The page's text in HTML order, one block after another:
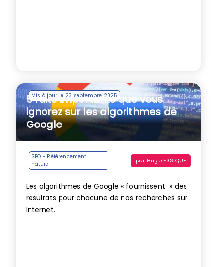
Mis à jour le 23 septembre 2025
5 faits importants que vous
ignorez sur les algorithmes de
Google
SEO - Référencement
naturel
par Hugo ESSIQUE
Les algorithmes de Google « fournissent » des
résultats pour chacune de nos recherches sur
Internet.